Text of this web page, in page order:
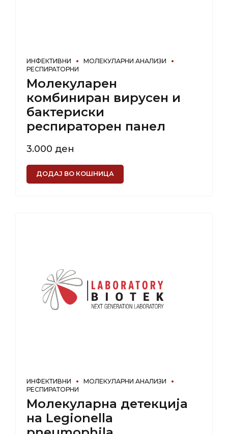
ИНФЕКТИВНИ
МОЛЕКУЛАРНИ АНАЛИЗИ
РЕСПИРАТОРНИ
Молекуларен
комбиниран вирусен и
бактериски
респираторен панел
3.000 ден
ДОДАЈ ВО КОШНИЦА
ИНФЕКТИВНИ
МОЛЕКУЛАРНИ АНАЛИЗИ
РЕСПИРАТОРНИ
Молекуларна детекција
на Legionella